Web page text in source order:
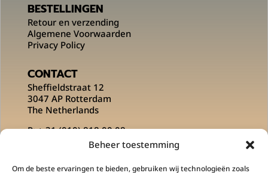
Beheer toestemming
Om de beste ervaringen te bieden, gebruiken wij technologieën zoals
BESTELLINGEN
Retour en verzending
Algemene Voorwaarden
Privacy Policy
CONTACT
Sheffieldstraat 12
3047 AP Rotterdam
The Netherlands
P:+ 31 (010) 818 00 08
info@msportsofficial.com